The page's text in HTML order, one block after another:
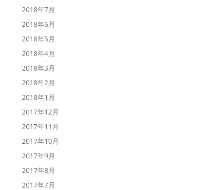
2018年7月
2018年6月
2018年5月
2018年4月
2018年3月
2018年2月
2018年1月
2017年12月
2017年11月
2017年10月
2017年9月
2017年8月
2017年7月